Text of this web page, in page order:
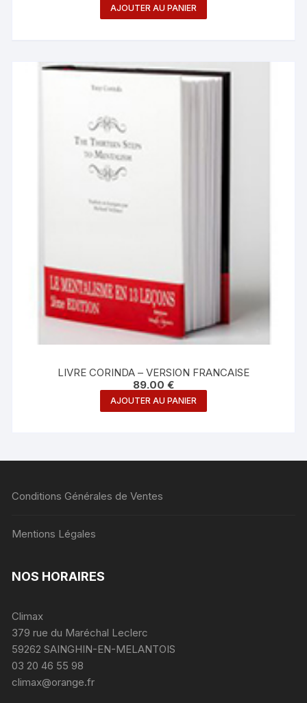
AJOUTER AU PANIER
LIVRE CORINDA – VERSION FRANCAISE
89.00 €
AJOUTER AU PANIER
Conditions Générales de Ventes
Mentions Légales
NOS HORAIRES
Climax
379 rue du Maréchal Leclerc
59262 SAINGHIN-EN-MELANTOIS
03 20 46 55 98
climax@orange.fr